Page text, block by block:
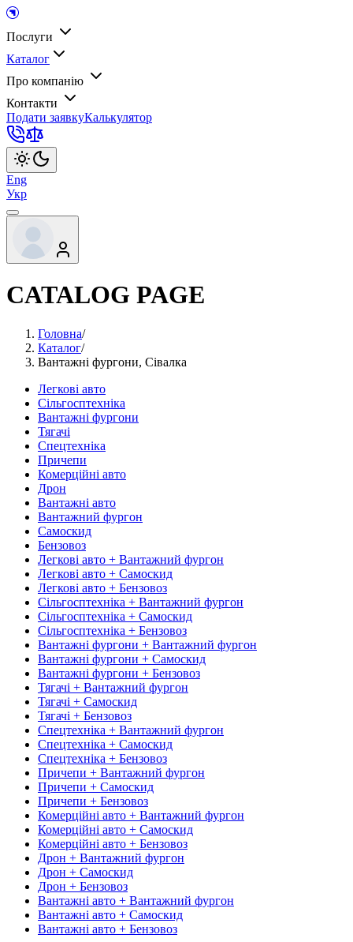
Послуги
Каталог
Про компанію
Контакти
Подати заявкуКалькулятор
Eng
Укр
CATALOG PAGE
Головна/
Каталог/
Вантажні фургони, Сівалка
Легкові авто
Сільгосптехніка
Вантажні фургони
Тягачі
Спецтехніка
Причепи
Комерційні авто
Дрон
Вантажні авто
Вантажний фургон
Самоскид
Бензовоз
Легкові авто + Вантажний фургон
Легкові авто + Самоскид
Легкові авто + Бензовоз
Сільгосптехніка + Вантажний фургон
Сільгосптехніка + Самоскид
Сільгосптехніка + Бензовоз
Вантажні фургони + Вантажний фургон
Вантажні фургони + Самоскид
Вантажні фургони + Бензовоз
Тягачі + Вантажний фургон
Тягачі + Самоскид
Тягачі + Бензовоз
Спецтехніка + Вантажний фургон
Спецтехніка + Самоскид
Спецтехніка + Бензовоз
Причепи + Вантажний фургон
Причепи + Самоскид
Причепи + Бензовоз
Комерційні авто + Вантажний фургон
Комерційні авто + Самоскид
Комерційні авто + Бензовоз
Дрон + Вантажний фургон
Дрон + Самоскид
Дрон + Бензовоз
Вантажні авто + Вантажний фургон
Вантажні авто + Самоскид
Вантажні авто + Бензовоз